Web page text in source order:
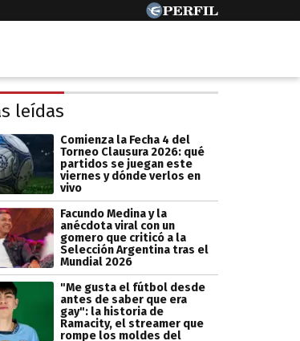
leídas
Comienza la Fecha 4 del
Torneo Clausura 2026: qué
partidos se juegan este
viernes y dónde verlos en
vivo
Facundo Medina y la
anécdota viral con un
gomero que criticó a la
Selección Argentina tras el
Mundial 2026
"Me gusta el fútbol desde
antes de saber que era
gay": la historia de
Ramacity, el streamer que
rompe los moldes del